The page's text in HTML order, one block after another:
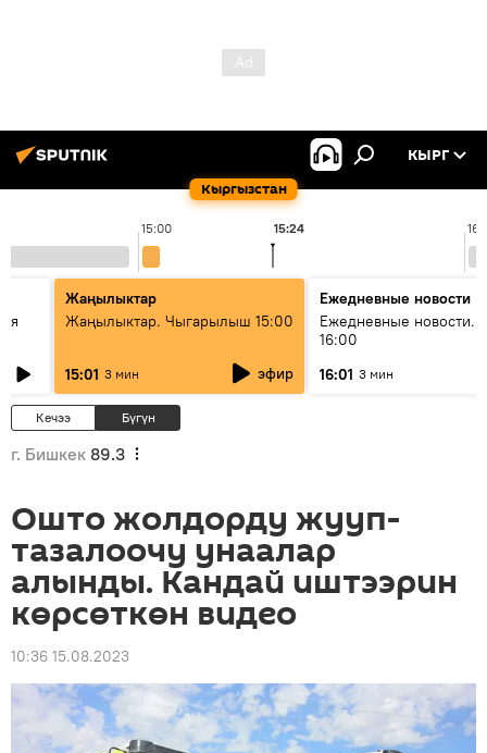
Кыргызстан
КЫРГ
15:00 15:24
Жаңылыктар
Жаңылыктар. Чыгарылыш 15:00
15:01 3 мин эфир
Ежедневные новости
Ежедневные новости.
16:00
16:01 3 мин
Кечээ Бүгүн
г. Бишкек 89.3
Ошто жолдорду жууп-
тазалоочу унаалар
алынды. Кандай иштээрин
көрсөткөн видео
10:36 15.08.2023